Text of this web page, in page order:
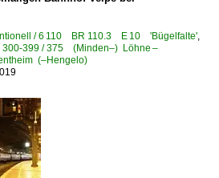
/ 6 110 BR 110.3 E 10 'Bügelfalte',
300-399 / 375 (Minden–) Löhne –
(–Hengelo)